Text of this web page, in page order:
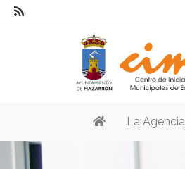
La Agencia